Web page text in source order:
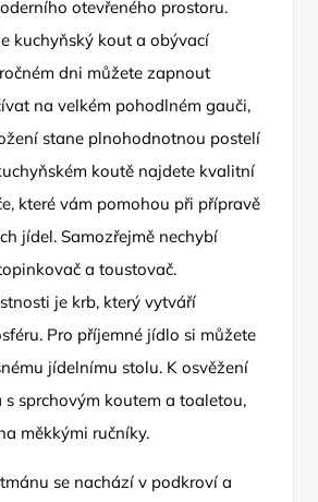
otevřeného prostoru.
kuchyňský kout a obývací
dni můžete zapnout
na velkém pohodlném gauči,
stane plnohodnotnou postelí
koutě najdete kvalitní
které vám pomohou při přípravě
jídel. Samozřejmě nechybí
a toustovač.
je krb, který vytváří
Pro příjemné jídlo si můžete
jídelnímu stolu. K osvěžení
sprchovým koutem a toaletou,
měkkými ručníky.
se nachází v podkroví a